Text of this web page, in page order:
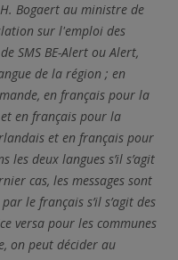
Bogaert au ministre de
sur l'emploi des
SMS BE-Alert ou Alert,
de la région ; en
en français pour la
en français pour la
et en français pour
les deux langues s’il s’agit
cas, les messages sont
le français s’il s’agit des
versa pour les communes
on peut décider au